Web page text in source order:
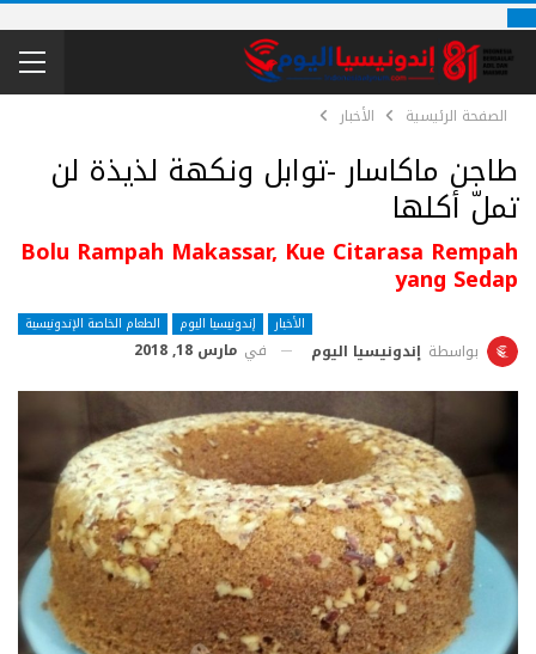
الصفحة الرئيسية الأخبار
طاجن ماكاسار -توابل ونكهة لذيذة لن
تملّ أكلها
Bolu Rampah Makassar, Kue Citarasa Rempah
yang Sedap
الأخبار إندونيسيا اليوم الطعام الخاصة الإندونيسية
بواسطة إندونيسيا اليوم في مارس 18, 2018